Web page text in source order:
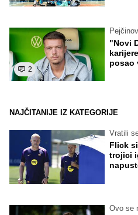
2
"Novi
posao
NAJČITANIJE IZ KATEGORIJE
Vratili
Flick
trojici
Ovo se